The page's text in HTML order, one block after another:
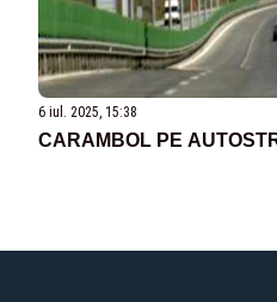
6 iul. 2025, 15:38
CARAMBOL PE